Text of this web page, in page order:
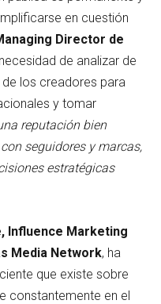
en cuestión
Director de
de analizar de
los creadores para
y tomar
reputación bien
seguidores y marcas,
estratégicas
Influence Marketing
Media Network, ha
que existe sobre
constantemente en el